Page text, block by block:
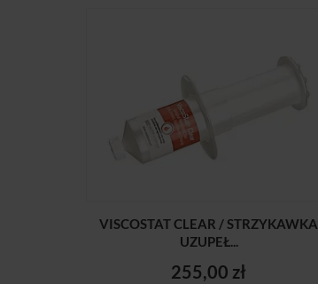
VISCOSTAT CLEAR / STRZYKAWKA
UZUPEŁ...
255,00 zł